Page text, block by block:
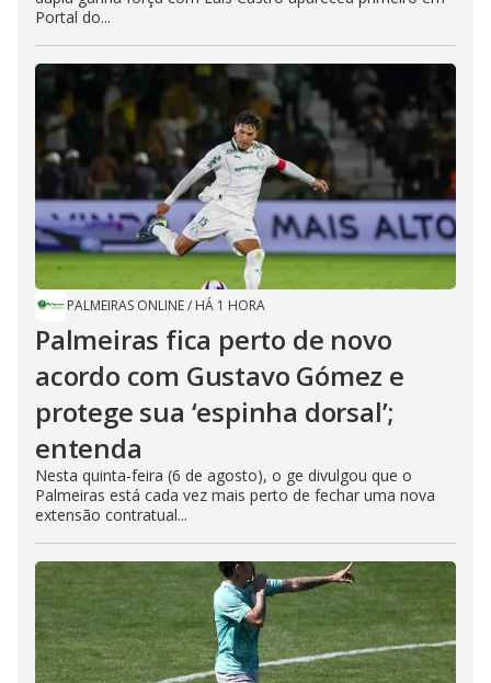
Portal do...
PALMEIRAS ONLINE/ HÁ 1 HORA
Palmeiras fica perto de novo
acordo com Gustavo Gómez e
protege sua ‘espinha dorsal’;
entenda
Nesta quinta-feira (6 de agosto), o ge divulgou que o
Palmeiras está cada vez mais perto de fechar uma nova
extensão contratual...